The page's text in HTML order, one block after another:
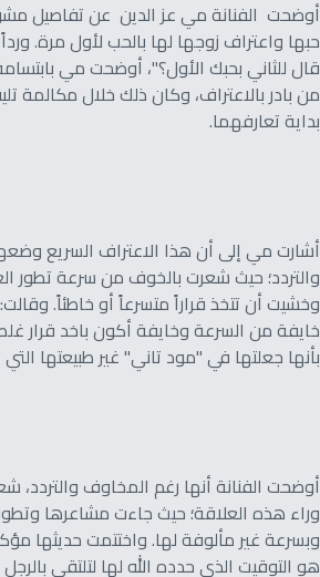
أوضحت الفنانة مي عز الدين عن تفاصيل
حبها واعتراف زوجها لها بالحب لأول مرة.
قال للثاني بحبك الأول؟"، أوضحت مي
من بادر بالاعتراف، وكان ذلك خلال مكالمة
بداية تعارفهما.
أشارت مي إلى أن هذا الاعتراف السريع
والتردد؛ حيث شعرت بالخوف من سرعة تطور
وخشيت أن تتخذ قراراً متسرعاً أو خاطئاً.
خايفة من السرعة وخايفة أكون باخد قرار
بأنها جعلتها في "مود تاني" غير طبيعتها التي
أوضحت الفنانة أنها رغم المخاوف والتردد،
وراء هذه العلاقة؛ حيث جاءت مشاعرها
وبسرعة غير مألوفة لها. واختتمت حديثها
هو التوقيت الذي حدده الله لها لتلتقي